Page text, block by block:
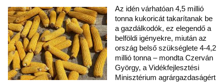
Az idén várhatóan 4,5 millió
tonna kukoricát takarítanak be
a gazdálkodók, ez elegendő a
belföldi igényekre, miután az
ország belső szükséglete 4-4,2
millió tonna – mondta Czerván
György, a Vidékfejlesztési
Minisztérium agrárgazdaságért